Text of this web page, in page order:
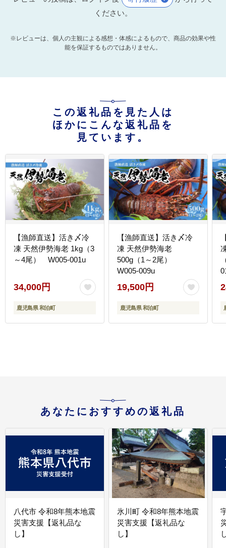
ください。
※レビューは、個人の主観による感想・体感によるもので、商品の効果や性
能を保証するものではありません。
この返礼品を見た人は
ほかにこんな返礼品を
見ています。
【漁師直送】活き〆冷
凍 天然伊勢海老 1kg（3
～4尾） W005-001u
34,000円
鹿児島県 和泊町
【漁師直送】活き〆冷
凍 天然伊勢海老
500g（1～2尾）
W005-009u
19,500円
鹿児島県 和泊町
あなたにおすすめの返礼品
八代市 令和8年熊本地震
災害支援【返礼品な
し】
氷川町 令和8年熊本地震
災害支援【返礼品な
し】